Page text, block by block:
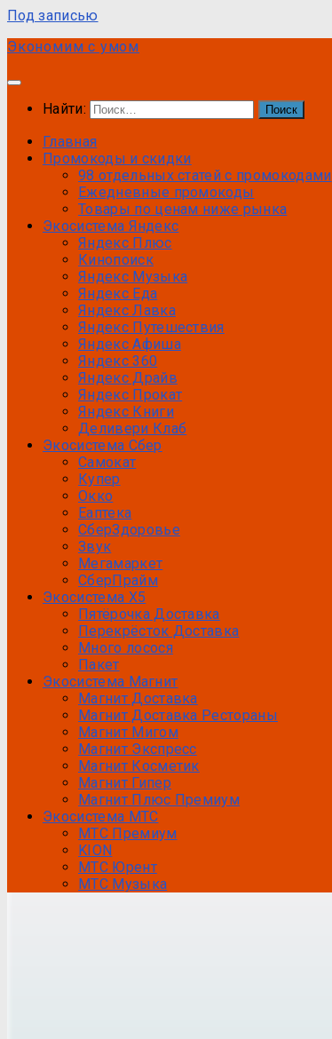
Под записью
Экономим с умом
Найти:
Главная
Промокоды и скидки
98 отдельных статей с промокодами
Ежедневные промокоды
Товары по ценам ниже рынка
Экосистема Яндекс
Яндекс Плюс
Кинопоиск
Яндекс Музыка
Яндекс Еда
Яндекс Лавка
Яндекс Путешествия
Яндекс Афиша
Яндекс 360
Яндекс Драйв
Яндекс Прокат
Яндекс Книги
Деливери Клаб
Экосистема Сбер
Самокат
Купер
Окко
Еаптека
CберЗдоровье
Звук
Мегамаркет
СберПрайм
Экосистема Х5
Пятёрочка Доставка
Перекрёсток Доставка
Много лосося
Пакет
Экосистема Магнит
Магнит Доставка
Магнит Доставка Рестораны
Магнит Мигом
Магнит Экспресс
Магнит Косметик
Магнит Гипер
Магнит Плюс Премиум
Экосистема МТС
МТС Премиум
KION
МТС Юрент
МТС Музыка